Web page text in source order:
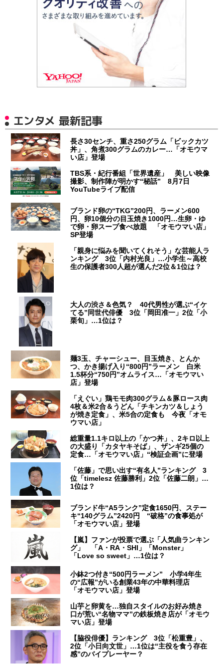
エンタメ 最新記事
長さ30センチ、重さ250グラム「ビックカツ
丼」、角煮300グラムのカレー…「オモウマ
い店」登場
TBS系・紀行番組「世界遺産」 美しい映像
撮影、制作陣が明かす“秘話” 8月7日
YouTubeライブ配信
ブランド卵の“TKG”200円、ラーメン600
円、卵10個分の目玉焼き1000円…生卵・ゆ
で卵・卵スープ食べ放題 「オモウマい店」
SP登場
「親身に悩みを聞いてくれそう」な芸能人ラ
ンキング 3位「内村光良」…小学生～高校
生の保護者300人超が選んだ2位＆1位は？
大人の渋さ＆色気？ 40代男性が選ぶ“イケ
てる”同世代俳優 3位「岡田准一」2位「小
栗旬」…1位は？
麺3玉、チャーシュー、目玉焼き、とんか
つ、かき揚げ入り“800円”ラーメン 白米
1.5杯分“750円”オムライス…「オモウマい
店」登場
「えぐい」鶏モモ肉300グラム＆豚ロース肉
4枚＆米2合＆うどん「チキンカツ＆しょう
が焼き定食」、米5合の定食も 今夜「オモ
ウマい店」
総重量1.1キロ以上の「かつ丼」、2キロ以上
の大盛り「カタヤキそば」、ザンギ25個の
定食…「オモウマい店」“検証企画”に登場
「佐藤」で思い出す“有名人”ランキング 3
位「timelesz 佐藤勝利」2位「佐藤二朗」…
1位は？
ブランド牛“A5ランク”定食1650円、ステー
キ“140グラム”2420円 “破格”の食事処が
「オモウマい店」登場
【嵐】ファンが投票で選ぶ「人気曲ランキン
グ」 「A・RA・SHI」「Monster」
「Love so sweet」…1位は？
小鉢2つ付き“500円ラーメン” 小学4年生
の“広報”がいる創業43年の中華料理店
「オモウマい店」登場
山芋と卵黄を…独自スタイルのお好み焼き
口が荒い“名物ママ”の鉄板焼き店が「オモウ
マい店」登場
【脇役俳優】ランキング 3位「松重豊」、
2位「小日向文世」…1位は“主役を食う存在
感”のバイプレーヤー？